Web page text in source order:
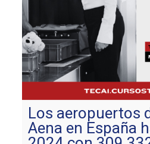
Los aeropuertos
Aena en España